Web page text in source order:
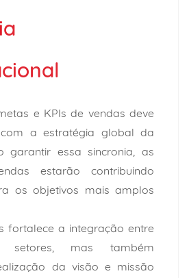
e KPIs de vendas deve
a estratégia global da
garantir essa sincronia, as
estarão contribuindo
os objetivos mais amplos
fortalece a integração entre
setores, mas também
da visão e missão